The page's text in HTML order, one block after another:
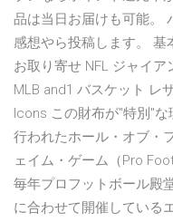
品は当日お届けも可能。
感想やら投稿します。 基
お取り寄せ NFL ジャイ
MLB and1 バスケット レ
Icons この財布が"特別"
行われたホール・オブ・
ェイム・ゲーム（Pro
毎年プロフットボール殿
に合わせて開催している